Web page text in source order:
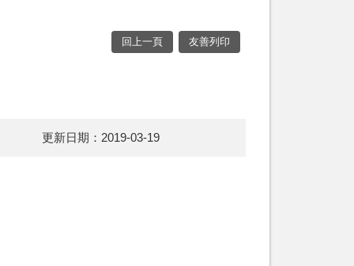
回上一頁 友善列印
更新日期：2019-03-19